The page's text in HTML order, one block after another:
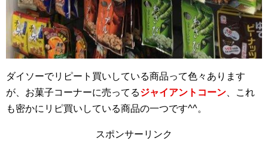
ダイソーでリピート買いしている商品って色々あります
が、お菓子コーナーに売ってるジャイアントコーン 、これ
も密かにリピ買いしている商品の一つです^^。
スポンサーリンク